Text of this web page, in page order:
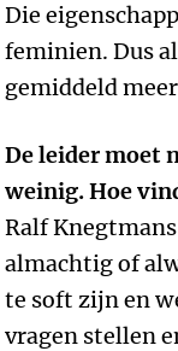
Die
feminien. Dus
gemiddeld
De leider moet
weinig. Hoe
Ralf
almachtig of
te soft zijn en
vragen stellen